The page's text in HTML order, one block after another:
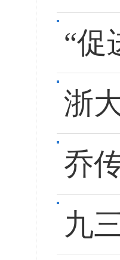
“促
浙
乔
九